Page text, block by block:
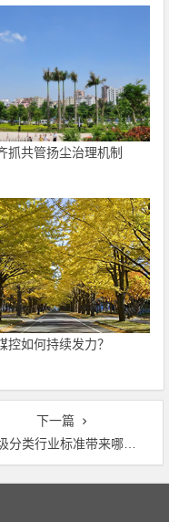
抓共管扬尘治理机制
控如何持续发力？
下一篇
类行业标准带来哪些启示？